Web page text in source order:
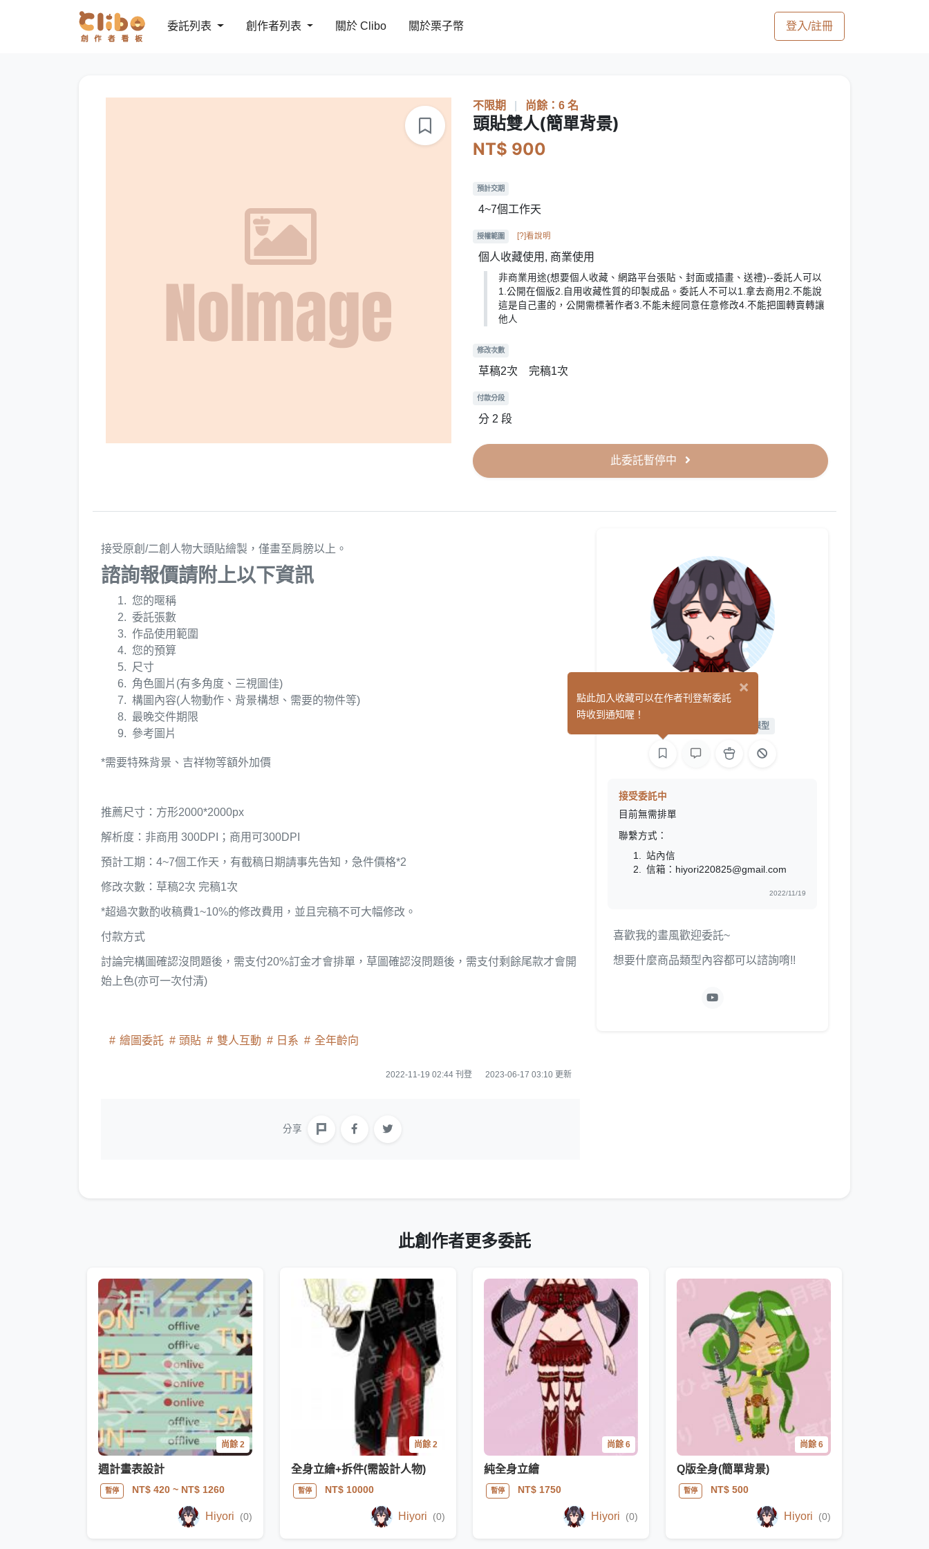
委託列表 創作者列表 關於 Clibo 關於栗子幣 登入/註冊
不限期 尚餘：6 名
頭貼雙人(簡單背景)
NT$ 900
預計交期
4~7個工作天
授權範圍 [?]看說明
個人收藏使用, 商業使用
非商業用途(想要個人收藏、網路平台張貼、封面或插畫、送禮)--委託人可以
1.公開在個版2.自用收藏性質的印製成品。委託人不可以1.拿去商用2.不能說
這是自己畫的，公開需標著作者3.不能未經同意任意修改4.不能把圖轉賣轉讓
他人
修改次數
草稿2次 完稿1次
付款分段
分 2 段
此委託暫停中
接受原創/二創人物大頭貼繪製，僅畫至肩膀以上。
諮詢報價請附上以下資訊
您的暱稱
委託張數
作品使用範圍
您的預算
尺寸
角色圖片(有多角度、三視圖佳)
構圖內容(人物動作、背景構想、需要的物件等)
最晚交件期限
參考圖片
*需要特殊背景、吉祥物等額外加價
推薦尺寸：方形2000*2000px
解析度：非商用 300DPI；商用可300DPI
預計工期：4~7個工作天，有截稿日期請事先告知，急件價格*2
修改次數：草稿2次 完稿1次
*超過次數酌收稿費1~10%的修改費用，並且完稿不可大幅修改。
付款方式
討論完構圖確認沒問題後，需支付20%訂金才會排單，草圖確認沒問題後，需支付剩餘尾款才會開
始上色(亦可一次付清)
繪圖委託 頭貼 雙人互動 日系 全年齡向
2022-11-19 02:44 刊登 2023-06-17 03:10 更新
分享
Hiyori
L2D 模型
接受委託中
目前無需排單
聯繫方式：
站內信
信箱：hiyori220825@gmail.com
2022/11/19
喜歡我的畫風歡迎委託~
想要什麼商品類型內容都可以諮詢唷!!
此創作者更多委託
尚餘 2
週計畫表設計
暫停 NT$ 420~ NT$ 1260
Hiyori (0)
尚餘 2
全身立繪+拆件(需設計人物)
暫停 NT$ 10000
Hiyori (0)
尚餘 6
純全身立繪
暫停 NT$ 1750
Hiyori (0)
尚餘 6
Q版全身(簡單背景)
暫停 NT$ 500
Hiyori (0)
×
點此加入收藏可以在作者刊登新委託
時收到通知喔！